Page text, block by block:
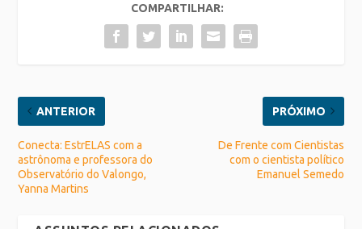
COMPARTILHAR:
ANTERIOR
Conecta: EstrELAS com a
astrônoma e professora do
Observatório do Valongo,
Yanna Martins
PRÓXIMO
De Frente com Cientistas
com o cientista político
Emanuel Semedo